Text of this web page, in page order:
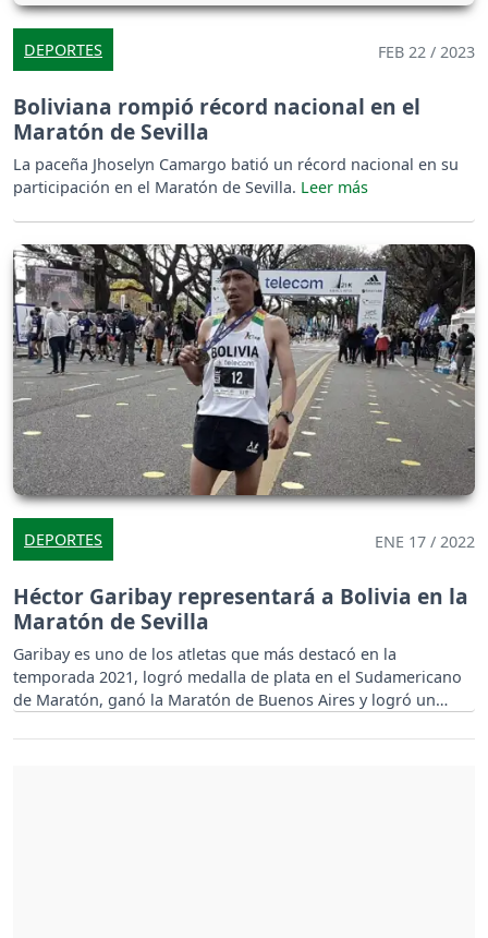
DEPORTES FEB 22 / 2023
Boliviana rompió récord nacional en el
Maratón de Sevilla
La paceña Jhoselyn Camargo batió un récord nacional en su
participación en el Maratón de Sevilla.
DEPORTES ENE 17 / 2022
Héctor Garibay representará a Bolivia en la
Maratón de Sevilla
Garibay es uno de los atletas que más destacó en la
temporada 2021, logró medalla de plata en el Sudamericano
de Maratón, ganó la Maratón de Buenos Aires y logró un